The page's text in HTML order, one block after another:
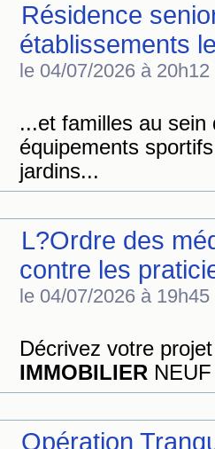
Résidence
établissements
le 04/07/2026 à 20h12
...et familles au
équipements
jardins...
L?Ordre des
contre les
le 04/07/2026 à 19h45
Décrivez votre
IMMOBILIER
Opération